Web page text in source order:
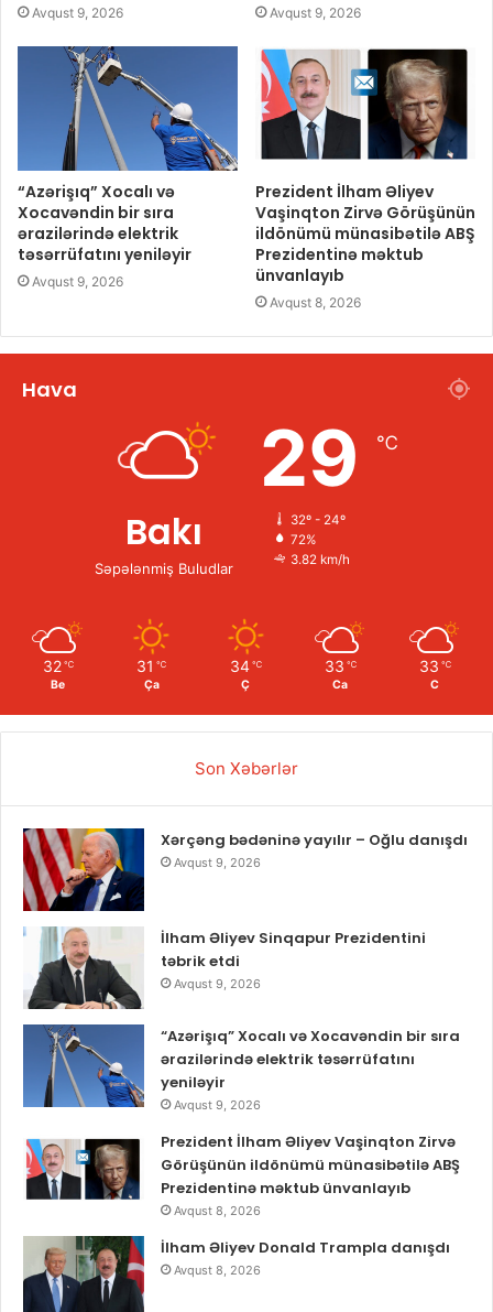
Avqust 9, 2026 Avqust 9, 2026
“Azərişıq” Xocalı və
Xocavəndin bir sıra
ərazilərində elektrik
təsərrüfatını yeniləyir
Avqust 9, 2026
Prezident İlham Əliyev
Vaşinqton Zirvə Görüşünün
ildönümü münasibətilə ABŞ
Prezidentinə məktub
ünvanlayıb
Avqust 8, 2026
Hava
Bakı
Səpələnmiş Buludlar
29 ℃
32º - 24º
72%
3.82 km/h
32 ℃
Be
31 ℃
Ça
34 ℃
Ç
33 ℃
Ca
33 ℃
C
Son Xəbərlər
Xərçəng bədəninə yayılır – Oğlu danışdı
Avqust 9, 2026
İlham Əliyev Sinqapur Prezidentini
təbrik etdi
Avqust 9, 2026
“Azərişıq” Xocalı və Xocavəndin bir sıra
ərazilərində elektrik təsərrüfatını
yeniləyir
Avqust 9, 2026
Prezident İlham Əliyev Vaşinqton Zirvə
Görüşünün ildönümü münasibətilə ABŞ
Prezidentinə məktub ünvanlayıb
Avqust 8, 2026
İlham Əliyev Donald Trampla danışdı
Avqust 8, 2026